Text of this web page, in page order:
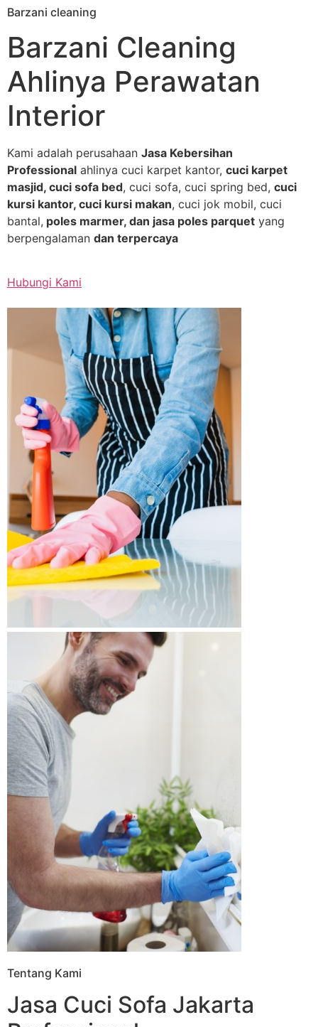
Skip
content
Barzani cleaning
Barzani Cleaning
Ahlinya Perawatan
Interior
Kami adalah perusahaan Jasa Kebersihan
Professional ahlinya cuci karpet kantor, cuci karpet
masjid, cuci sofa bed, cuci sofa, cuci spring bed, cuci
kursi kantor, cuci kursi makan, cuci jok mobil, cuci
bantal, poles marmer, dan jasa poles parquet yang
berpengalaman dan terpercaya
Hubungi Kami
Tentang Kami
Jasa Cuci Sofa Jakarta